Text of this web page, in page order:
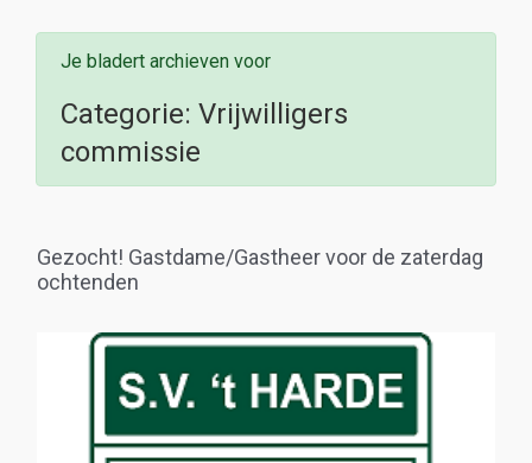
Je bladert archieven voor
Categorie: Vrijwilligers
commissie
Gezocht! Gastdame/Gastheer voor de zaterdag
ochtenden